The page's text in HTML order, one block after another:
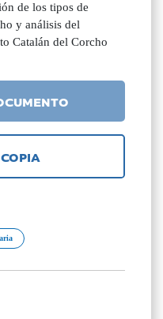
de los tipos de
y análisis del
Catalán del Corcho